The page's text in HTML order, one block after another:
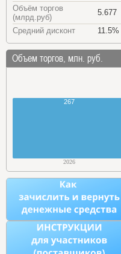
Объём торгов
(млрд.руб)
5.677
Средний дисконт
11.5%
Объем торгов, млн. руб.
267
2026